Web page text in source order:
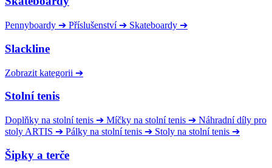
Pennyboardy ➔ Příslušenství ➔ Skateboardy ➔
Slackline
Zobrazit kategorii ➔
Stolní tenis
Doplňky na stolní tenis ➔ Míčky na stolní tenis ➔ Náhradní díly pro
stoly ARTIS ➔ Pálky na stolní tenis ➔ Stoly na stolní tenis ➔
Šipky a terče